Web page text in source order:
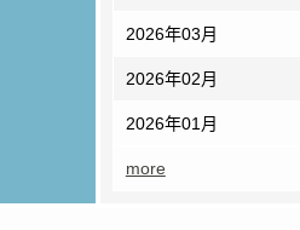
2026年03月
2026年02月
2026年01月
more